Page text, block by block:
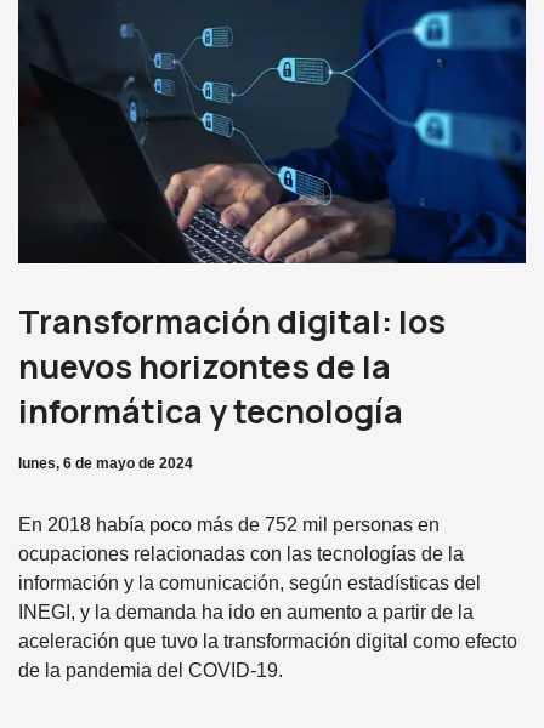
Transformación digital: los
nuevos horizontes de la
informática y tecnología
lunes, 6 de mayo de 2024
En 2018 había poco más de 752 mil personas en
ocupaciones relacionadas con las tecnologías de la
información y la comunicación, según estadísticas del
INEGI, y la demanda ha ido en aumento a partir de la
aceleración que tuvo la transformación digital como efecto
de la pandemia del COVID-19.